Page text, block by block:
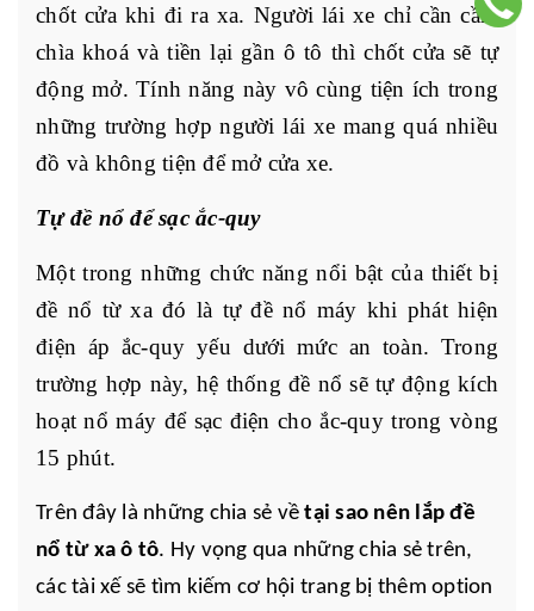
chốt cửa khi đi ra xa. Người lái xe chỉ cần cầm
chìa khoá và tiền lại gần ô tô thì chốt cửa sẽ tự
động mở. Tính năng này vô cùng tiện ích trong
những trường hợp người lái xe mang quá nhiều
đồ và không tiện để mở cửa xe.
Tự đề nổ để sạc ắc-quy
Một trong những chức năng nổi bật của thiết bị
đề nổ từ xa đó là tự đề nổ máy khi phát hiện
điện áp ắc-quy yếu dưới mức an toàn. Trong
trường hợp này, hệ thống đề nổ sẽ tự động kích
hoạt nổ máy để sạc điện cho ắc-quy trong vòng
15 phút.
Trên đây là những chia sẻ vềtại sao nên lắp đề
nổ từ xa ô tô. Hy vọng qua những chia sẻ trên,
các tài xế sẽ tìm kiếm cơ hội trang bị thêm option